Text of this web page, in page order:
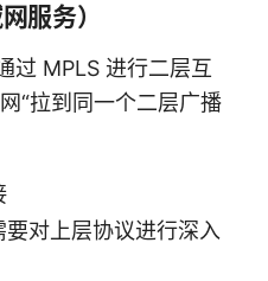
服务）
过 MPLS 进行二层互
“拉到同一个二层广播
对上层协议进行深入